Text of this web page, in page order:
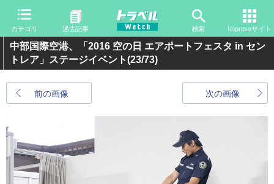
カテゴリ 過去記事 検索 Impressサイト
中部国際空港、「2016 空の日 エアポートフェスタ in セン
トレア」ステージイベント(23/73)
前の画像 次の画像